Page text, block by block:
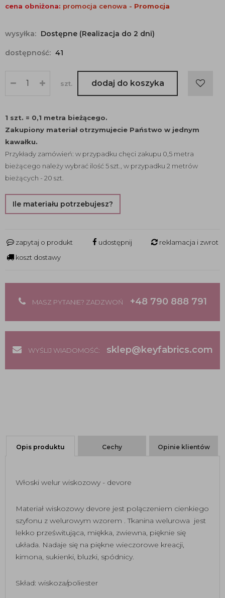
cena obniżona: promocja cenowa - Promocja
wysyłka: Dostępne (Realizacja do 2 dni)
dostępność: 41
szt. dodaj do koszyka
1 szt. = 0,1 metra bieżącego.
Zakupiony materiał otrzymujecie Państwo w jednym
kawałku.
Przykłady zamówień: w przypadku chęci zakupu 0,5 metra
bieżącego należy wybrać ilość 5 szt., w przypadku 2 metrów
bieżących - 20 szt.
Ile materiału potrzebujesz?
zapytaj o produkt udostępnij
reklamacja i zwrot
koszt dostawy
MASZ PYTANIE? ZADZWOŃ +48 790 888 791
WYŚLIJ WIADOMOŚĆ: sklep@keyfabrics.com
Opis produktu Cechy Opinie klientów
Włoski welur wiskozowy - devore
Materiał wiskozowy devore jest polączeniem cienkiego
szyfonu z welurowym wzorem . Tkanina welurowa jest
lekko prześwitująca, miękka, zwiewna, pięknie się
układa. Nadaje się na piękne wieczorowe kreacji,
kimona, sukienki, bluzki, spódnicy.
Skład: wiskoza/poliester